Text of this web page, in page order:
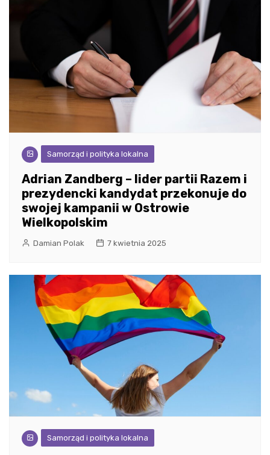
Samorząd i polityka lokalna
Adrian Zandberg – lider partii Razem i
prezydencki kandydat przekonuje do
swojej kampanii w Ostrowie
Wielkopolskim
Damian Polak 7 kwietnia 2025
Samorząd i polityka lokalna